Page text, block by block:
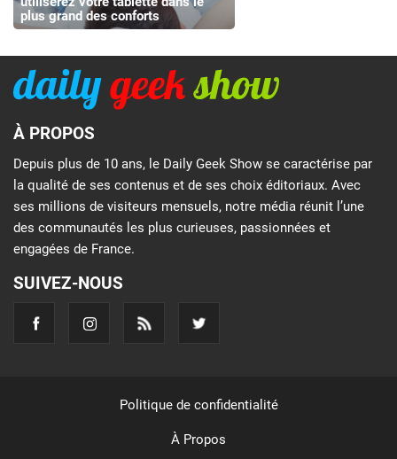
plus grand des conforts
À PROPOS
Depuis plus de 10 ans, le Daily Geek Show se caractérise par
la qualité de ses contenus et de ses choix éditoriaux. Avec
ses millions de visiteurs mensuels, notre média réunit l’une
des communautés les plus curieuses, passionnées et
engagées de France.
SUIVEZ-NOUS
Politique de confidentialité
À Propos